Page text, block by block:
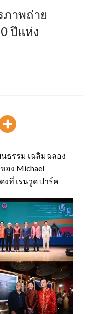
ภาพถ่าย
ปีแห่ง
ธรรม เฉลิมฉลอง
อง Michael
งที่ เรนวูด ปาร์ค